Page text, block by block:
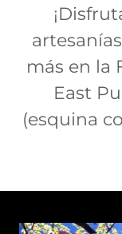
más en la
East
(esquina